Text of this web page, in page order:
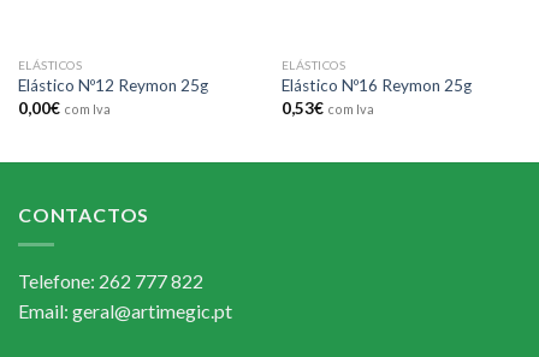
ELÁSTICOS
Elástico Nº12 Reymon 25g
0,00€ com Iva
ELÁSTICOS
Elástico Nº16 Reymon 25g
0,53€ com Iva
CONTACTOS
Telefone: 262 777 822
Email: geral@artimegic.pt